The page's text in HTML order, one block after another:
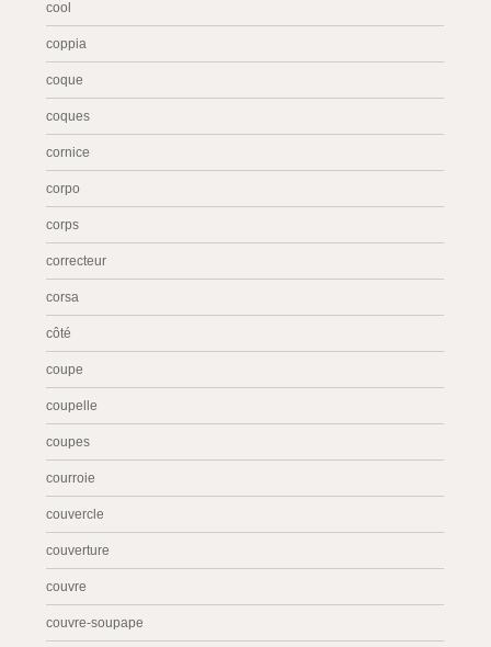
cool
coppia
coque
coques
cornice
corpo
corps
correcteur
corsa
côté
coupe
coupelle
coupes
courroie
couvercle
couverture
couvre
couvre-soupape